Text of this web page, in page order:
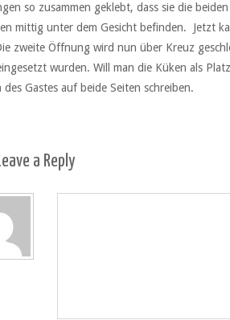
so zusammen geklebt, dass sie die
mittig unter dem Gesicht befinden. Jetzt
zweite Öffnung wird nun über Kreuz
wurden. Will man die Küken als
des Gastes auf beide Seiten schreiben.
a Reply